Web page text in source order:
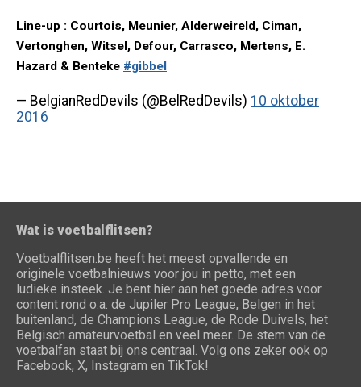
Line-up : Courtois, Meunier, Alderweireld, Ciman,
Vertonghen, Witsel, Defour, Carrasco, Mertens, E.
Hazard & Benteke #gibbel
— BelgianRedDevils (@BelRedDevils) 10 oktober
2016
Wat is voetbalflitsen?
Voetbalflitsen.be heeft het meest opvallende en
originele voetbalnieuws voor jou in petto, met een
ludieke insteek. Je bent hier aan het goede adres voor
content rond o.a. de Jupiler Pro League, Belgen in het
buitenland, de Champions League, de Rode Duivels, het
Belgisch amateurvoetbal en veel meer. De stem van de
voetbalfan staat bij ons centraal. Volg ons zeker ook op
Facebook, X, Instagram en TikTok!